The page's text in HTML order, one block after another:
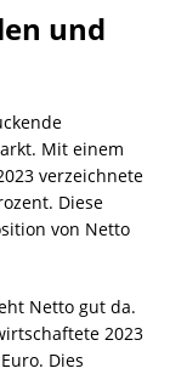
und
Mit einem
verzeichnete
Diese
von Netto
Netto gut da.
2023
Dies